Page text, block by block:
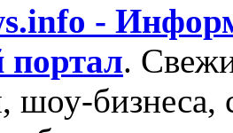
-
портал.
шоу-бизнеса,